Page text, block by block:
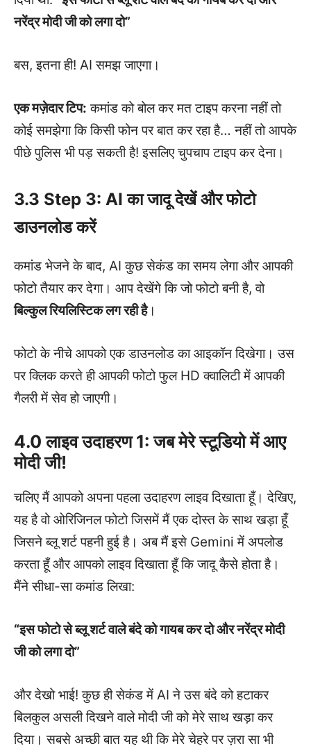
नरेंद्र मोदी जी को लगा दो”
बस, इतना ही! AI समझ जाएगा।
एक मज़ेदार टिप: कमांड को बोल कर मत टाइप करना नहीं तो
कोई समझेगा कि किसी फोन पर बात कर रहा है… नहीं तो आपके
पीछे पुलिस भी पड़ सकती है! इसलिए चुपचाप टाइप कर देना।
3.3 Step 3: AI का जादू देखें और फोटो
डाउनलोड करें
कमांड भेजने के बाद, AI कुछ सेकंड का समय लेगा और आपकी
फोटो तैयार कर देगा। आप देखेंगे कि जो फोटो बनी है, वो
बिल्कुल रियलिस्टिक लग रही है।
फोटो के नीचे आपको एक डाउनलोड का आइकॉन दिखेगा। उस
पर क्लिक करते ही आपकी फोटो फुल HD क्वालिटी में आपकी
गैलरी में सेव हो जाएगी।
4.0 लाइव उदाहरण 1: जब मेरे स्टूडियो में आए
मोदी जी!
चलिए मैं आपको अपना पहला उदाहरण लाइव दिखाता हूँ। देखिए,
यह है वो ओरिजिनल फोटो जिसमें मैं एक दोस्त के साथ खड़ा हूँ
जिसने ब्लू शर्ट पहनी हुई है। अब मैं इसे Gemini में अपलोड
करता हूँ और आपको लाइव दिखाता हूँ कि जादू कैसे होता है।
मैंने सीधा-सा कमांड लिखा:
“इस फोटो से ब्लू शर्ट वाले बंदे को गायब कर दो और नरेंद्र मोदी
जी को लगा दो”
और देखो भाई! कुछ ही सेकंड में AI ने उस बंदे को हटाकर
बिलकुल असली दिखने वाले मोदी जी को मेरे साथ खड़ा कर
दिया। सबसे अच्छी बात यह थी कि मेरे चेहरे पर ज़रा सा भी